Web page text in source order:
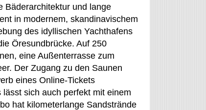
Bäderarchitektur und lange
in modernem, skandinavischem
des idyllischen Yachthafens
Öresundbrücke. Auf 250
eine Außenterrasse zum
Der Zugang zu den Saunen
eines Online-Tickets
sich auch perfekt mit einem
hat kilometerlange Sandstrände